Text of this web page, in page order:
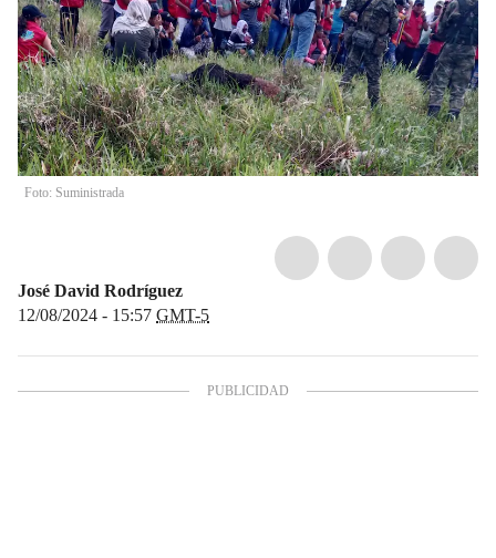
Foto: Suministrada
José David Rodríguez
12/08/2024 - 15:57 GMT-5